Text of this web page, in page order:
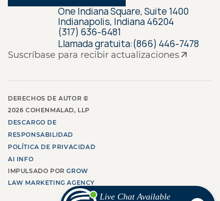
Suscríbase para recibir actualizaciones
One Indiana Square, Suite 1400
Indianapolis, Indiana 46204
(317) 636-6481
Llamada gratuita:(866) 446-7478
DERECHOS DE AUTOR ©
2026 COHENMALAD, LLP
DESCARGO DE
RESPONSABILIDAD
POLÍTICA DE PRIVACIDAD
AI INFO
IMPULSADO PORGROW
LAW MARKETING AGENCY